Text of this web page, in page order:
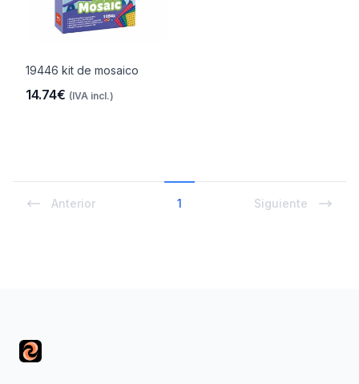
19446 kit de mosaico
14.74€ (IVA incl.)
Anterior 1 Siguiente